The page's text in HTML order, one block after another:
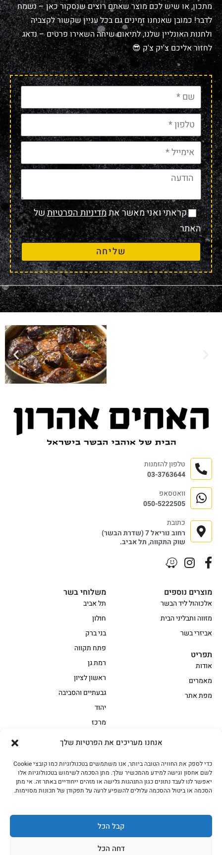
אנחנו מעריכים את הפרטיות שלך
כדי לספק את החוויה הטובה ביותר, אנו משתמשים בטכנולוגיות כמו קובצי Cookie
לשם אחסון וגישה למידע מהמכשיר שלך. מתן הסכמה לשימוש בטכנולוגיות אלו
יאפשר לנו לעבד נתונים כגון התנהגות גלישה או מזהים ייחודיים באתר זה. אי מתן
הסכמה או ביטול ההסכמה עלולים להשפיע לרעה על תפקודן של תכונות מסוימות.
קבל הכל
דחה הכל
מתכון, או שיש לכם מוצר שאתם רוצים שנסקור כאן – נשמח
לדבר! כמובן שאנחנו זמינים גם בכל עניין שקשור לקצביה
ולחנות האונליין שלנו, לתיאום שיחה השאירו פרטים – נדאג
לחזור אליכם צ'יק צ'ק 😎
קראתי ואני מאשר אתמדיניות הפרטיותשל
האתר
שליחה
אווז
בשר בקר משובח
בשר בקר עגלה משובח
בשר למעשנת
הודו
חלקים אחוריים
מיוחדי מסורת1
נתחי פנים
עוף
משלוחי בשר
תל אביב
חולון
בני ברק
פתח תקווה
רמת גן
ראשון לציון
גבעתיים והסביבה
יהוד
מרכז
מוצרים נוספים
אלכוהול ליד הבשר
מזווה ותבליני הבית
אביזרי בשר
תפריט
אודות
מאמרים
מפת אתר
טלפון להזמנות
03-3763644
וואטסאפ
050-5222505
כתובת
רחוב נוריאל 7 (שדרת הבשר)
שוק התקווה, תל אביב.